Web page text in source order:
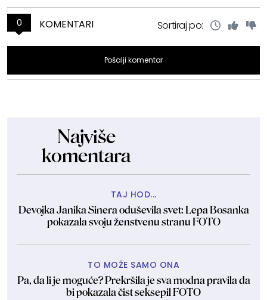
0 KOMENTARI Sortiraj po:
Pošalji komentar
Najviše
komentara
TAJ HOD...
Devojka Janika Sinera oduševila svet: Lepa Bosanka
pokazala svoju ženstvenu stranu FOTO
TO MOŽE SAMO ONA
Pa, da li je moguće? Prekršila je sva modna pravila da
bi pokazala čist seksepil FOTO